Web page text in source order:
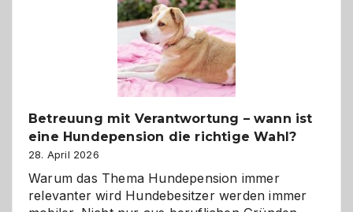
Betreuung mit Verantwortung – wann ist
eine Hundepension die richtige Wahl?
28. April 2026
Warum das Thema Hundepension immer
relevanter wird Hundebesitzer werden immer